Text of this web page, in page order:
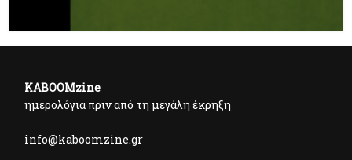
KABOOMzine
ημερολόγια πριν από τη μεγάλη έκρηξη
info@kaboomzine.gr